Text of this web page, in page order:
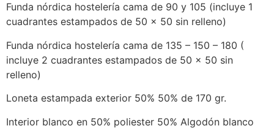
Funda nórdica hostelería cama de 90 y 105 (incluye 1
cuadrantes estampados de 50 x 50 sin relleno)
Funda nórdica hostelería cama de 135 – 150 – 180 (
incluye 2 cuadrantes estampados de 50 x 50 sin
relleno)
Loneta estampada exterior 50% 50% de 170 gr.
Interior blanco en 50% poliester 50% Algodón blanco